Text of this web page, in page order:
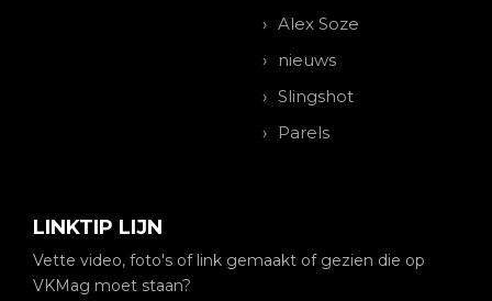
Alex Soze
nieuws
Slingshot
Parels
LINKTIP LIJN
Vette video, foto's of link gemaakt of gezien die op
VKMag moet staan?